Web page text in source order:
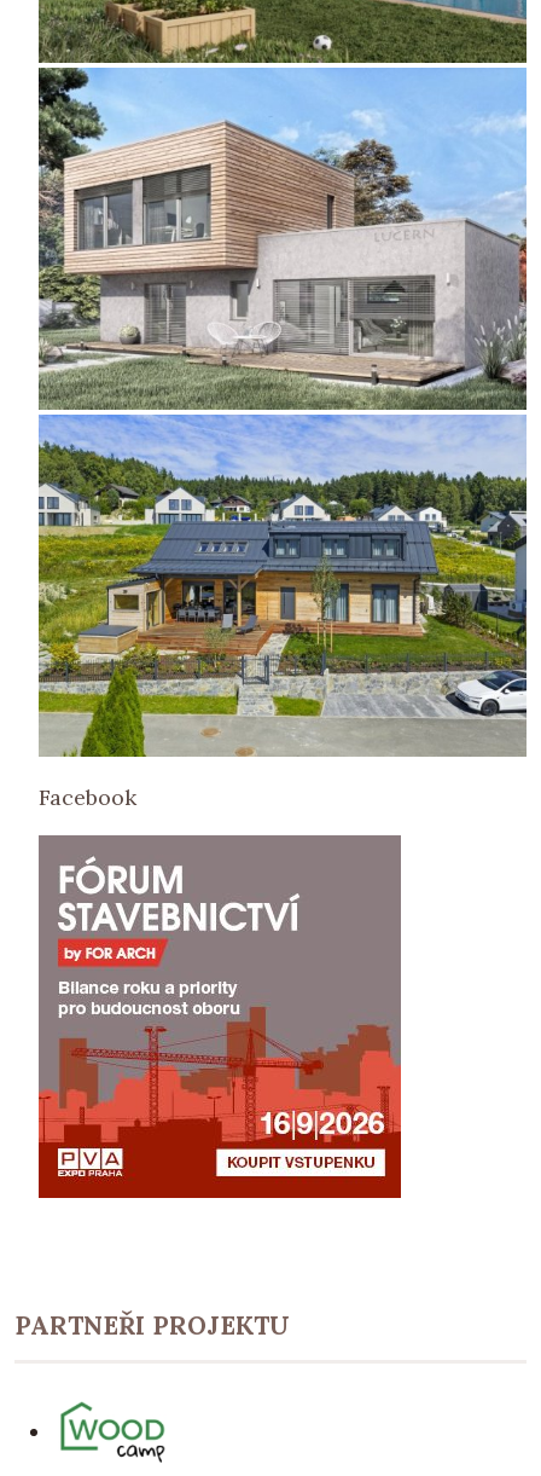
Facebook
PARTNEŘI PROJEKTU